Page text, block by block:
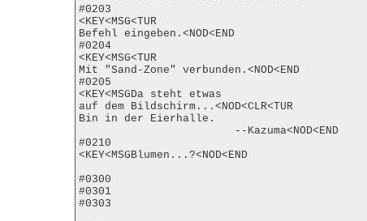
#0203
<KEY<MSG<TUR
Befehl eingeben.<NOD<END
#0204
<KEY<MSG<TUR
Mit "Sand-Zone" verbunden.<NOD<END
#0205
<KEY<MSGDa steht etwas
auf dem Bildschirm...<NOD<CLR<TUR
Bin in der Eierhalle.
#0210
<KEY<MSGBlumen...?<NOD<END
#0300
#0301
#0303